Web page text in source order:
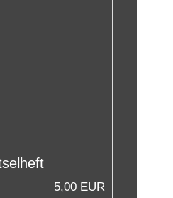
5,00 EUR